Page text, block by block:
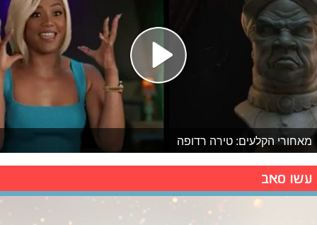
מאחורי הקלעים: טירה רדופה
עשו סאב